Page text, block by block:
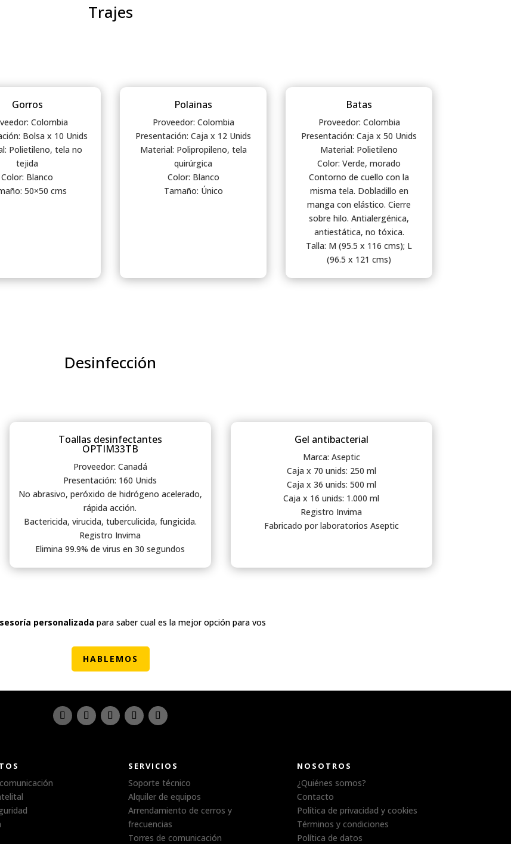
Trajes
Gorros
Colombia
Bolsa x 10 Unids
Polietileno, tela no
tejida
Color: Blanco
50×50 cms
Polainas
Proveedor: Colombia
Presentación: Caja x 12 Unids
Material: Polipropileno, tela
quirúrgica
Color: Blanco
Tamaño: Único
Batas
Proveedor: Colombia
Presentación: Caja x 50 Unids
Material: Polietileno
Color: Verde, morado
Contorno de cuello con la
misma tela. Dobladillo en
manga con elástico. Cierre
sobre hilo. Antialergénica,
antiestática, no tóxica.
Talla: M (95.5 x 116 cms); L
(96.5 x 121 cms)
Desinfección
Toallas desinfectantes
OPTIM33TB
Proveedor: Canadá
Presentación: 160 Unids
No abrasivo, peróxido de hidrógeno acelerado,
rápida acción.
Bactericida, virucida, tuberculicida, fungicida.
Registro Invima
Elimina 99.9% de virus en 30 segundos
Gel antibacterial
Marca: Aseptic
Caja x 70 unids: 250 ml
Caja x 36 unids: 500 ml
Caja x 16 unids: 1.000 ml
Registro Invima
Fabricado por laboratorios Aseptic
personalizada para saber cual es la mejor opción para vos
HABLEMOS
SERVICIOS
Soporte técnico
Alquiler de equipos
Arrendamiento de cerros y
frecuencias
Torres de comunicación
NOSOTROS
¿Quiénes somos?
Contacto
Política de privacidad y cookies
Términos y condiciones
Política de datos